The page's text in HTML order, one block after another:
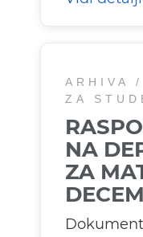
ARHIVA /
ZA
NA
ZA